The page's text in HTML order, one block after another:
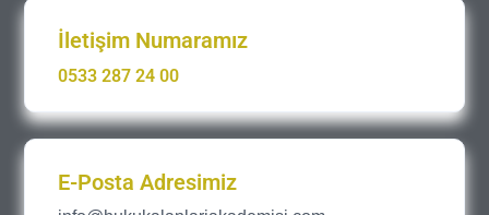
İletişim Numaramız
0533 287 24 00
E-Posta Adresimiz